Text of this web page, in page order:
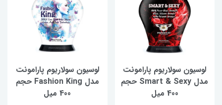
لوسیون سولاریوم پارامونت
مدل Smart & Sexy حجم
400 میل
لوسیون سولاریوم پارامونت
مدل Fashion King حجم
400 میل